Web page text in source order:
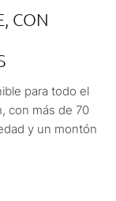
CON
para todo el
con más de 70
y un montón